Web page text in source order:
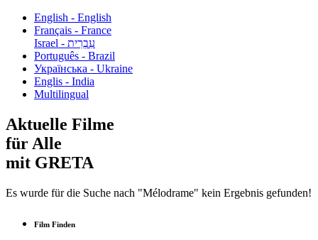
English - English
Français - France
עִבְרִית - Israel
Português - Brazil
Українська - Ukraine
Englis - India
Multilingual
Aktuelle Filme
für Alle
mit GRETA
Es wurde für die Suche nach "Mélodrame" kein Ergebnis gefunden!
Film Finden